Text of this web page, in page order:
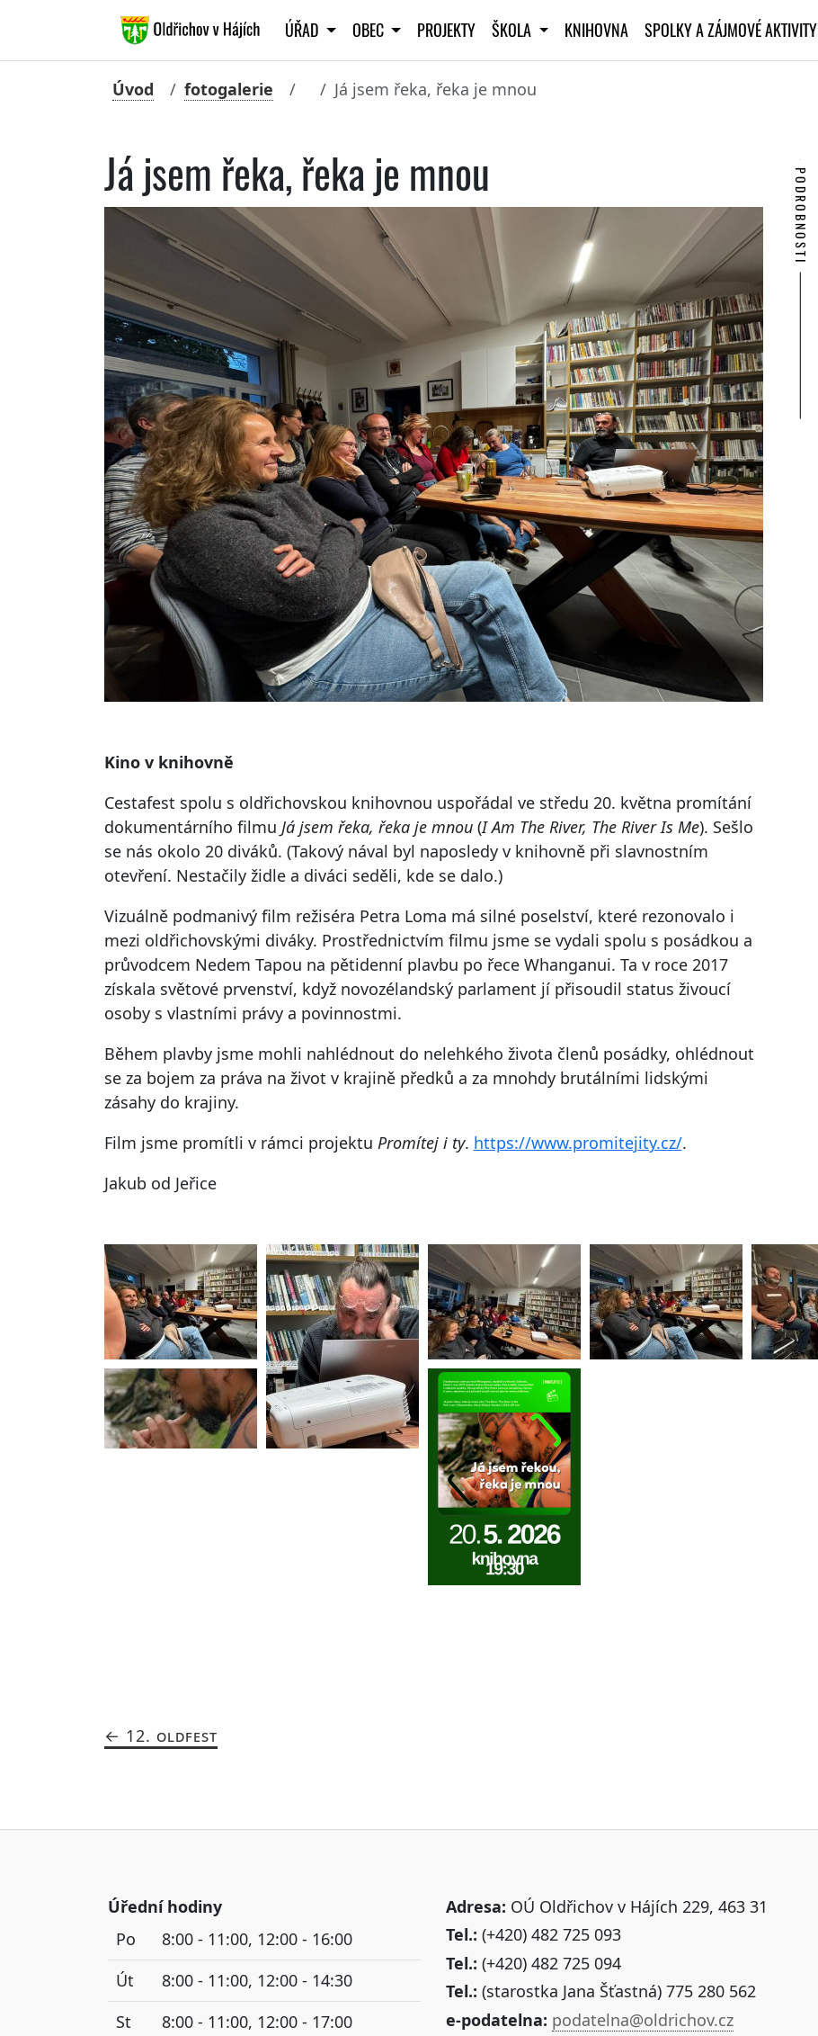
ÚŘAD OBEC PROJEKTY ŠKOLA KNIHOVNA SPOLKY A ZÁJMOVÉ AKTIVITY
Úvod fotogalerie Já jsem řeka, řeka je mnou
Já jsem řeka, řeka je mnou
Kino v knihovně
Cestafest spolu s oldřichovskou knihovnou uspořádal ve středu 20. května promítání
dokumentárního filmu Já jsem řeka, řeka je mnou(I Am The River, The River Is Me). Sešlo
se nás okolo 20 diváků. (Takový nával byl naposledy v knihovně při slavnostním
otevření. Nestačily židle a diváci seděli, kde se dalo.)
Vizuálně podmanivý film režiséra Petra Loma má silné poselství, které rezonovalo i
mezi oldřichovskými diváky. Prostřednictvím filmu jsme se vydali spolu s posádkou a
průvodcem Nedem Tapou na pětidenní plavbu po řece Whanganui. Ta v roce 2017
získala světové prvenství, když novozélandský parlament jí přisoudil status živoucí
osoby s vlastními právy a povinnostmi.
Během plavby jsme mohli nahlédnout do nelehkého života členů posádky, ohlédnout
se za bojem za práva na život v krajině předků a za mnohdy brutálními lidskými
zásahy do krajiny.
Film jsme promítli v rámci projektu Promítej i ty. https://www.promitejity.cz/.
Jakub od Jeřice
PODROBNOSTI
12. OLDFEST
Úřední hodiny
Po
8:00 - 11:00, 12:00 - 16:00
Út
8:00 - 11:00, 12:00 - 14:30
St
8:00 - 11:00, 12:00 - 17:00
Adresa: OÚ Oldřichov v Hájích 229, 463 31
Tel.: (+420) 482 725 093
Tel.: (+420) 482 725 094
Tel.: (starostka Jana Šťastná) 775 280 562
e-podatelna: podatelna@oldrichov.cz